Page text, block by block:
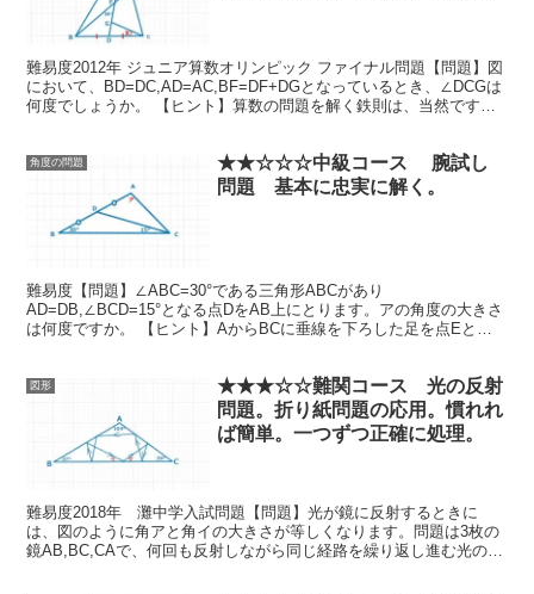
難易度2012年 ジュニア算数オリンピック ファイナル問題【問題】図
において、BD=DC,AD=AC,BF=DF+DGとなっているとき、∠DCGは
何度でしょうか。 【ヒント】算数の問題を解く鉄則は、当然ですが
角度の問題
★★☆☆☆中級コース 腕試し
問題 基本に忠実に解く。
難易度【問題】∠ABC=30°である三角形ABCがあり
AD=DB,∠BCD=15°となる点DをAB上にとります。アの角度の大きさ
は何度ですか。 【ヒント】AからBCに垂線を下ろした足を点Eとす
図形
★★★☆☆難関コース 光の反射
問題。折り紙問題の応用。慣れれ
ば簡単。一つずつ正確に処理。
難易度2018年 灘中学入試問題【問題】光が鏡に反射するときに
は、図のように角アと角イの大きさが等しくなります。問題は3枚の
鏡AB,BC,CAで、何回も反射しながら同じ経路を繰り返し進む光の様